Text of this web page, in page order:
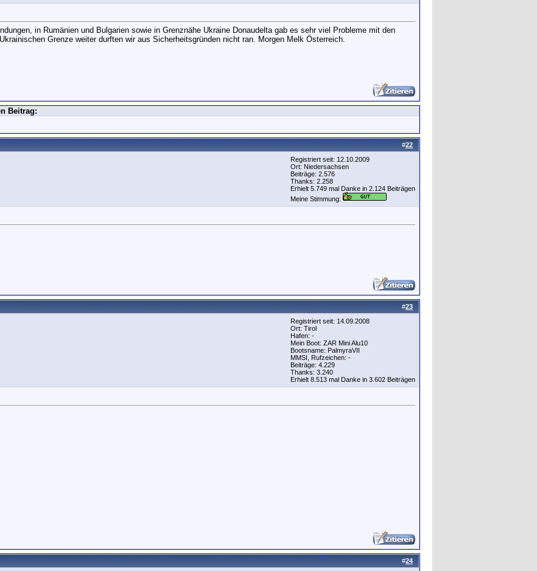
in Rumänien und Bulgarien sowie in Grenznähe Ukraine Donaudelta gab es sehr viel Probleme mit den
Grenze weiter durften wir aus Sicherheitsgründen nicht ran. Morgen Melk Österreich.
Beitrag:
#22
Registriert seit: 12.10.2009
Ort: Niedersachsen
Beiträge: 2.576
Thanks: 2.258
Erhielt 5.749 mal Danke in 2.124 Beiträgen
Meine Stimmung:
#23
Registriert seit: 14.09.2008
Ort: Tirol
Hafen: -
Mein Boot: ZAR Mini Alu10
Bootsname: PalmyraVII
MMSI, Rufzeichen: -
Beiträge: 4.229
Thanks: 3.240
Erhielt 8.513 mal Danke in 3.602 Beiträgen
#24